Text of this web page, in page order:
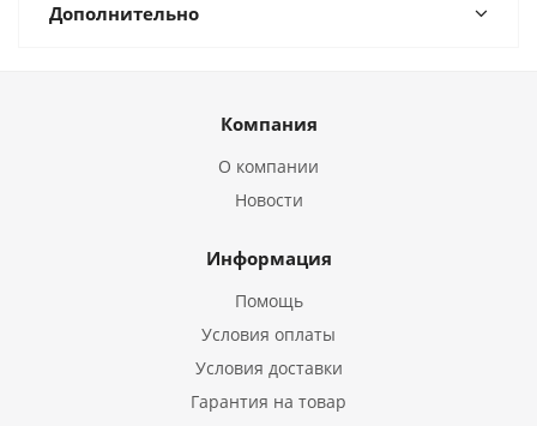
Дополнительно
Компания
О компании
Новости
Информация
Помощь
Условия оплаты
Условия доставки
Гарантия на товар